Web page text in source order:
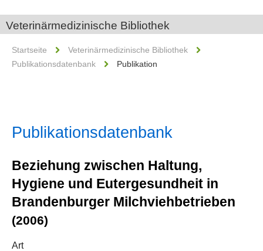
Veterinärmedizinische Bibliothek
Startseite
Veterinärmedizinische Bibliothek
Publikationsdatenbank
Publikation
Publikationsdatenbank
Beziehung zwischen Haltung,
Hygiene und Eutergesundheit in
Brandenburger Milchviehbetrieben
(2006)
Art